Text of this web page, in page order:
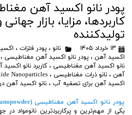
پودر نانو اکسید آهن
کاربردها، مزایا، بازار
تولیدکننده
۱۳ خرداد ۱۴۰۵ نانو ،پودر فلزات ،
اکسید آهن ،پودر نانو اکسید آهن مغناطیسی ،
نانو اکسید آهن مغناطیسی ،کاربرد نانو
آهن ،نانو ذرات مغناطیسی ،Nanoparticles
اکسید آهن برای تصفیه آب ،نانو اکسید آهن
پودر نانو اکسید آهن مغناطیسی (Magnetic Iron Oxide Nanopowder)
یکی از مهم‌ترین و پرکاربردترین نانومواد